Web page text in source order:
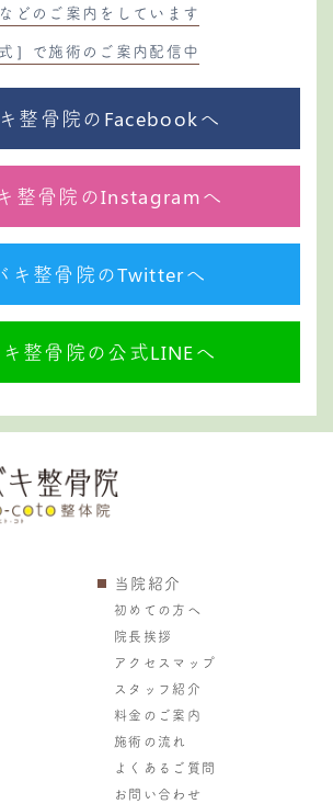
どのご案内をしています
］で施術のご案内配信中
整骨院のFacebookへ
整骨院のInstagramへ
キ整骨院のTwitterへ
整骨院の公式LINEへ
当院紹介
初めての方へ
院長挨拶
アクセスマップ
スタッフ紹介
料金のご案内
施術の流れ
よくあるご質問
お問い合わせ